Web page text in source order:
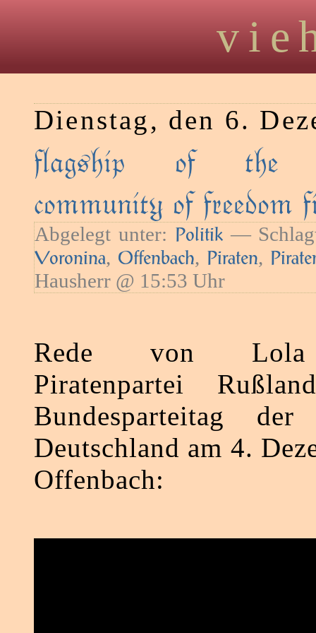
Dienstag, den 6.
flagship of the
community of freedom
Abgelegt unter: Politik—
Voronina, Offenbach, Piraten,
Hausherr @ 15:53 Uhr
Rede von Lola
Piratenpartei
Bundesparteitag der
Deutschland am 4.
Offenbach: